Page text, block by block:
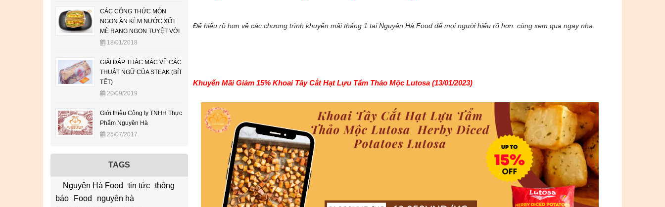
CÁC CÔNG THỨC MÓN
NGON ĂN KÈM NƯỚC XỐT
MÈ RANG NGON TUYỆT VỜI
18/01/2018
GIẢI ĐÁP THẮC MẮC VỀ CÁC
THUẬT NGỮ CỦA STEAK (BÍT
TẾT)
20/09/2019
Giới thiệu Công ty TNHH Thực
Phẩm Nguyên Hà
25/07/2017
TAGS
Nguyên Hà Food tin tức thông
báo
Food
nguyên hà
Để hiểu rõ hơn về các chương trình khuyến mãi tháng 1 tai Nguyên Hà Food để mọi người hiểu rõ hơn. cùng xem qua ngay nha.
Khuyến Mãi Giảm 15% Khoai Tây Cắt Hạt Lựu Tẩm Thảo Mộc Lutosa (13/01/2023)